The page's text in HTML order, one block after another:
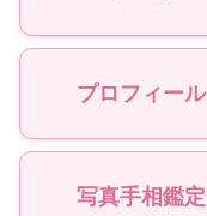
プロフィール
写真手相鑑定